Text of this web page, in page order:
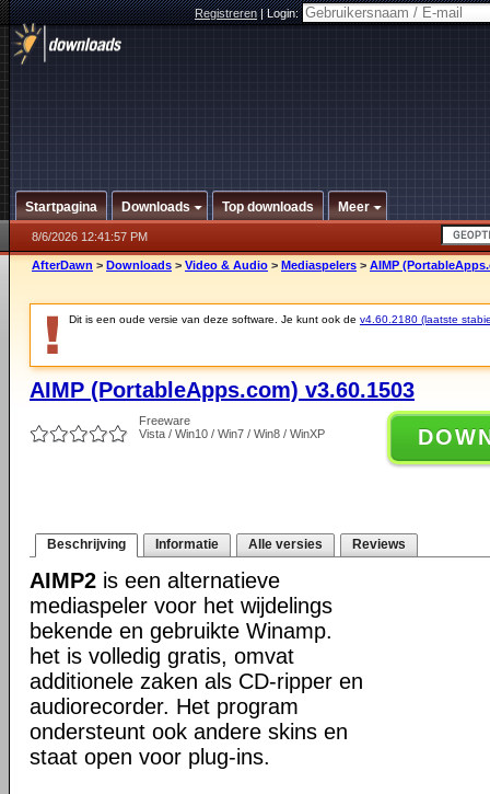
Registreren|Login:
Startpagina Downloads Top downloads Meer
8/6/2026 12:41:57 PM
AfterDawn > Downloads > Video & Audio > Mediaspelers > AIMP
Dit is een oude versie van deze software. Je kunt ook de v4.60.2180 (laatste
AIMP (PortableApps.com) v3.60.1503
Freeware
Vista / Win10 / Win7 / Win8 / WinXP
Beschrijving Informatie Alle versies Reviews
AIMP2 is een alternatieve
mediaspeler voor het wijdelings
bekende en gebruikte Winamp.
het is volledig gratis, omvat
additionele zaken als CD-ripper en
audiorecorder. Het program
ondersteunt ook andere skins en
staat open voor plug-ins.